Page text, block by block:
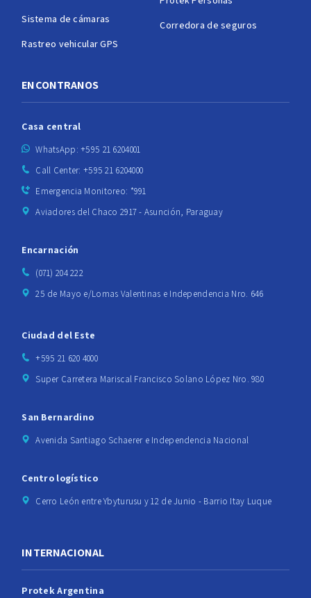
Sistema de cámaras
Rastreo vehicular GPS
Corredora de seguros
ENCONTRANOS
Casa central
WhatsApp: +595 21 6204001
Call Center: +595 21 6204000
Emergencia Monitoreo: *991
Aviadores del Chaco 2917 - Asunción, Paraguay
Encarnación
(071) 204 222
25 de Mayo e/Lomas Valentinas e Independencia Nro. 646
Ciudad del Este
+595 21 620 4000
Super Carretera Mariscal Francisco Solano López Nro. 980
San Bernardino
Avenida Santiago Schaerer e Independencia Nacional
Centro logístico
Cerro León entre Ybyturusu y 12 de Junio - Barrio Itay Luque
INTERNACIONAL
Protek Argentina